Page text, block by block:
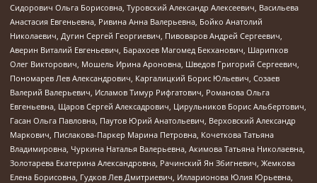
Сидорович Ольга Борисовна, Туровский Александр Алексеевич, Васильева
Анастасия Евгеньевна, Ривина Анна Валерьевна, Бойко Анатолий
Николаевич, Дугин Сергей Георгиевич, Пивоваров Андрей Сергеевич,
Аверин Виталий Евгеньевич, Барахоев Магомед Бекханович, Шарипков
Олег Викторович, Мошель Ирина Ароновна, Шведов Григорий Сергеевич,
Пономарев Лев Александрович, Каргалицкий Борис Юльевич, Созаев
Валерий Валерьевич, Исламов Тимур Рифгатович, Романова Ольга
Евгеньевна, Щаров Сергей Алексадрович, Цирульников Борис Альбертович,
Гасан Ольга Павловна, Паутов Юрий Анатольевич, Верховский Александр
Маркович, Пислакова-Паркер Марина Петровна, Кочеткова Татьяна
Владимировна, Чуркина Наталья Валерьевна, Акимова Татьяна Николаевна,
Золотарева Екатерина Александровна, Рачинский Ян Збигневич, Жемкова
Елена Борисовна, Гудков Лев Дмитриевич, Илларионова Юлия Юрьевна,